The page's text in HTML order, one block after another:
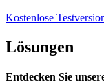
Kostenlose
Lösungen
Entdecken Sie